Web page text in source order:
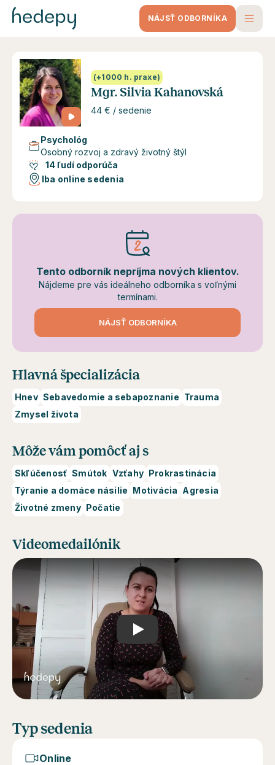
NÁJSŤ ODBORNÍKA
(+1000 h. praxe)
Mgr. Silvia Kahanovská
44 € / sedenie
Psychológ
Osobný rozvoj a zdravý životný štýl
14 ľudí odporúča
Iba online sedenia
Tento odborník nepríjma nových klientov.
Nájdeme pre vás ideálneho odborníka s voľnými
termínami.
NÁJSŤ ODBORNÍKA
Hlavná špecializácia
Hnev Sebavedomie a sebapoznanie Trauma
Zmysel života
Môže vám pomôcť aj s
Skľúčenosť Smútok Vzťahy Prokrastinácia
Týranie a domáce násilie Motivácia Agresia
Životné zmeny Počatie
Videomedailónik
Play
Typ sedenia
Online